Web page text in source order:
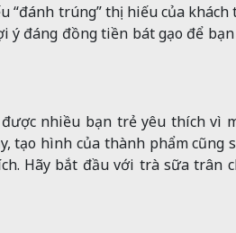
“đánh trúng” thị hiếu của
ý đáng đồng tiền bát gạo để
nhiều bạn trẻ yêu thích vì
tạo hình của thành phẩm cũng
Hãy bắt đầu với trà sữa trân